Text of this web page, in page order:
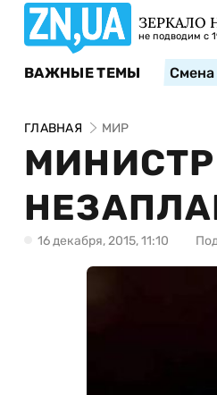
ЗЕРКАЛО
не подводим с
ВАЖНЫЕ ТЕМЫ Смена
ГЛАВНАЯ МИР
16 декабря, 2015, 11:10